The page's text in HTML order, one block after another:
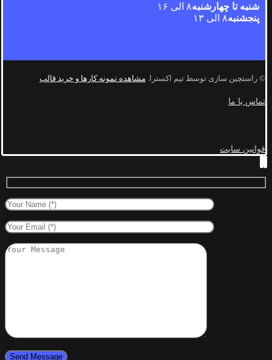
شنبه تا چهارشنبه۸ الی ۱۶
پنجشنبه۸ الی ۱۳
© راستچین سازی توسط تیم اکسترا. مشاهده نمونه کارها و خرید قالب
تماس با ما
قوانین سایت